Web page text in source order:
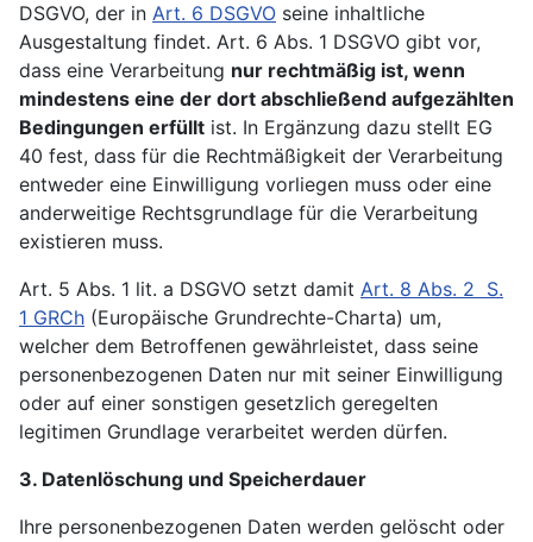
DSGVO, der in Art. 6 DSGVO seine inhaltliche
Ausgestaltung findet. Art. 6 Abs. 1 DSGVO gibt vor,
dass eine Verarbeitung nur rechtmäßig ist, wenn
mindestens eine der dort abschließend aufgezählten
Bedingungen erfüllt ist. In Ergänzung dazu stellt EG
40 fest, dass für die Rechtmäßigkeit der Verarbeitung
entweder eine Einwilligung vorliegen muss oder eine
anderweitige Rechtsgrundlage für die Verarbeitung
existieren muss.
Art. 5 Abs. 1 lit. a DSGVO setzt damit Art. 8 Abs. 2 S.
1 GRCh (Europäische Grundrechte-Charta) um,
welcher dem Betroffenen gewährleistet, dass seine
personenbezogenen Daten nur mit seiner Einwilligung
oder auf einer sonstigen gesetzlich geregelten
legitimen Grundlage verarbeitet werden dürfen.
3. Datenlöschung und Speicherdauer
Ihre personenbezogenen Daten werden gelöscht oder